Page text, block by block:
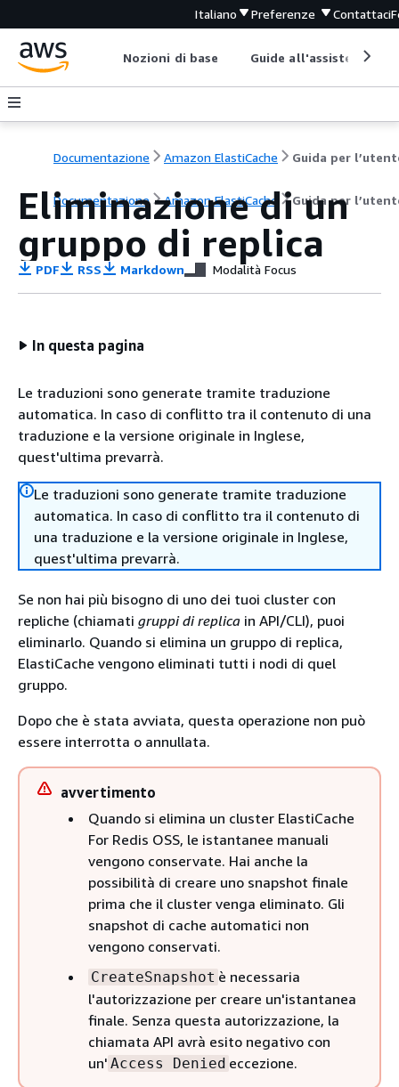
Italiano Preferenze Contattaci
Nozioni di base Guide all'assistenza
Documentazione Amazon ElastiCache Guida per
Documentazione Amazon ElastiCache Guida per
Eliminazione di un
gruppo di replica
PDF RSS Markdown Modalità Focus
In questa pagina
Le traduzioni sono generate tramite traduzione
automatica. In caso di conflitto tra il contenuto di una
traduzione e la versione originale in Inglese,
quest'ultima prevarrà.
Le traduzioni sono generate tramite traduzione
automatica. In caso di conflitto tra il contenuto di
una traduzione e la versione originale in Inglese,
quest'ultima prevarrà.
Se non hai più bisogno di uno dei tuoi cluster con
repliche (chiamati gruppi di replica in API/CLI), puoi
eliminarlo. Quando si elimina un gruppo di replica,
ElastiCache vengono eliminati tutti i nodi di quel
gruppo.
Dopo che è stata avviata, questa operazione non può
essere interrotta o annullata.
avvertimento
Quando si elimina un cluster ElastiCache
For Redis OSS, le istantanee manuali
vengono conservate. Hai anche la
possibilità di creare uno snapshot finale
prima che il cluster venga eliminato. Gli
snapshot di cache automatici non
vengono conservati.
CreateSnapshot è necessaria
l'autorizzazione per creare un'istantanea
finale. Senza questa autorizzazione, la
chiamata API avrà esito negativo con
un' Access Denied eccezione.